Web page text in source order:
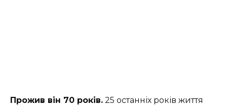
Прожив він 70 років. 25 останніх років життя